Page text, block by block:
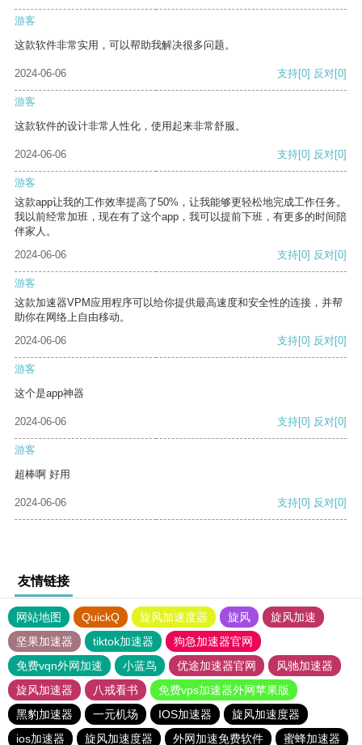
游客
这款软件非常实用，可以帮助我解决很多问题。
2024-06-06 支持[0] 反对[0]
游客
这款软件的设计非常人性化，使用起来非常舒服。
2024-06-06 支持[0] 反对[0]
游客
这款app让我的工作效率提高了50%，让我能够更轻松地完成工作任务。
我以前经常加班，现在有了这个app，我可以提前下班，有更多的时间陪
伴家人。
2024-06-06
支持[0] 反对[0]
游客
这款加速器VPM应用程序可以给你提供最高速度和安全性的连接，并帮
助你在网络上自由移动。
2024-06-06
支持[0] 反对[0]
游客
这个是app神器
2024-06-06 支持[0] 反对[0]
游客
超棒啊 好用
2024-06-06 支持[0] 反对[0]
友情链接
网站地图 QuickQ 旋风加速度器 旋风
旋风加速
坚果加速器
tiktok加速器
狗急加速器官网
免费vqn外网加速
小蓝鸟 优途加速器官网
风驰加速器
旋风加速器
八戒看书
免费vps加速器外网苹果版
黑豹加速器
一元机场 IOS加速器
旋风加速度器
ios加速器
旋风加速度器 外网加速免费软件 蜜蜂加速器